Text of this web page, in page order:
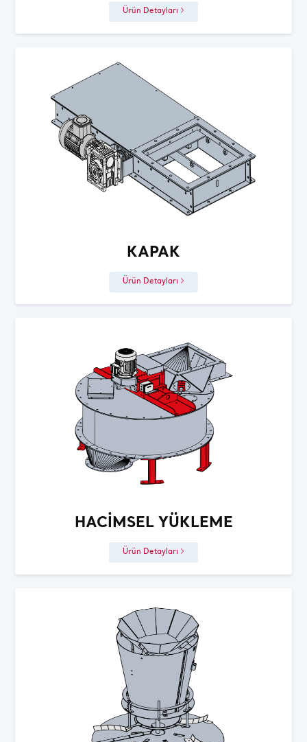
Ürün Detayları
KAPAK
Ürün Detayları
HACIMSEL YÜKLEME
Ürün Detayları